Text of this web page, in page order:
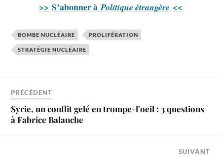
>> S’abonner àPolitique étrangère <<
BOMBE NUCLÉAIRE PROLIFÉRATION
STRATÉGIE NUCLÉAIRE
PRÉCÉDENT
Syrie, un conflit gelé en trompe-l’oeil : 3 questions
à Fabrice Balanche
SUIVANT